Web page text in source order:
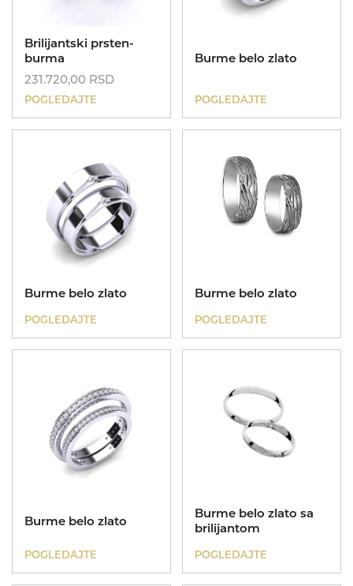
Kolekcije
Nasleđe
MIJE MAGIONI
Dečije minđuše
Dečije narukvice
Dečije ogrlice
POKLONI
Zlatnik
Poklon za krštenje
O NAMA
069 693253
Brilijantski prsten-
burma
231.720,00 RSD
POGLEDAJTE
Burme belo zlato
POGLEDAJTE
Burme belo zlato
POGLEDAJTE
Burme belo zlato
POGLEDAJTE
Burme belo zlato
POGLEDAJTE
Burme belo zlato sa
brilijantom
POGLEDAJTE